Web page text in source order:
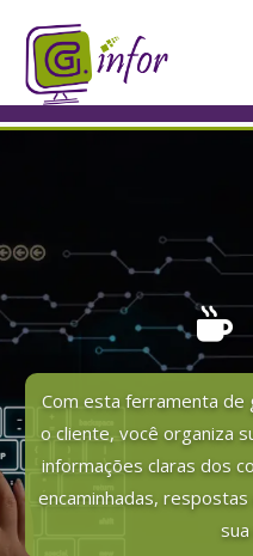
Com esta ferramenta de
o cliente, você organiza
informações claras dos
encaminhadas,